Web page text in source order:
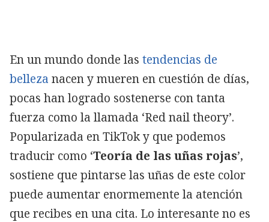
En un mundo donde las tendencias de
belleza nacen y mueren en cuestión de días,
pocas han logrado sostenerse con tanta
fuerza como la llamada ‘Red nail theory’.
Popularizada en TikTok y que podemos
traducir como ‘Teoría de las uñas rojas’,
sostiene que pintarse las uñas de este color
puede aumentar enormemente la atención
que recibes en una cita. Lo interesante no es